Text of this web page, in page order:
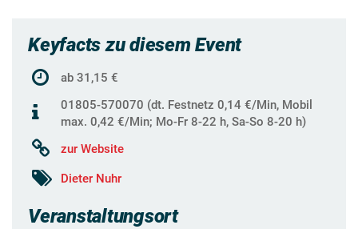
Keyfacts zu diesem Event
ab 31,15 €
01805-570070 (dt. Festnetz 0,14 €/Min, Mobil
max. 0,42 €/Min; Mo-Fr 8-22 h, Sa-So 8-20 h)
zur Website
Dieter Nuhr
Veranstaltungsort